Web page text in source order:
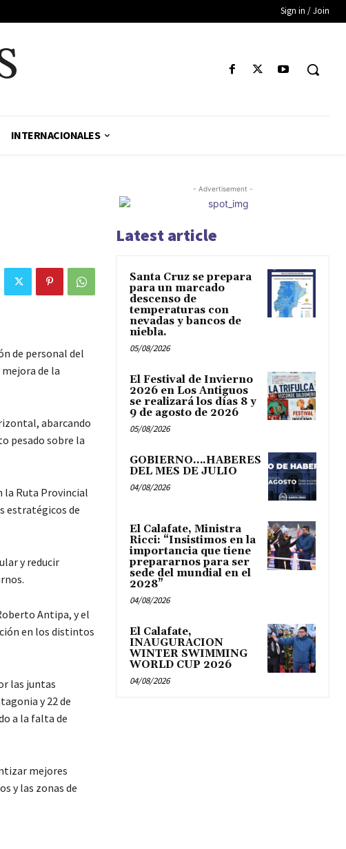
Sign in / Join
INTERNACIONALES
de personal del
de la
abarcando
pesado sobre la
la Ruta Provincial
estratégicos de
y reducir
Antipa, y el
en los distintos
las juntas
y 22 de
a la falta de
mejores
y las zonas de
- Advertisement -
Latest article
Santa Cruz se prepara
para un marcado
descenso de
temperaturas con
nevadas y bancos de
niebla.
05/08/2026
El Festival de Invierno
2026 en Los Antiguos
se realizará los días 8 y
9 de agosto de 2026
05/08/2026
GOBIERNO….HABERES
DEL MES DE JULIO
04/08/2026
El Calafate, Ministra
Ricci: “Insistimos en la
importancia que tiene
prepararnos para ser
sede del mundial en el
2028”
04/08/2026
El Calafate,
INAUGURACION
WINTER SWIMMING
WORLD CUP 2026
04/08/2026